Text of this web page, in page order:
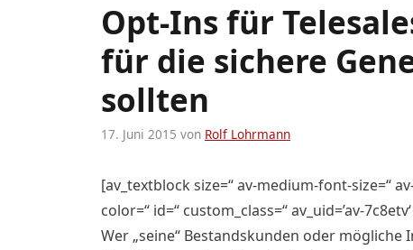
Opt-Ins für
für die sichere
sollten
17. Juni 2015 von Rolf Lohrmann
[av_textblock size=“ av-medium-font-size=“
color=“ id=“ custom_class=“ av_uid=’av-
Wer „seine“ Bestandskunden oder